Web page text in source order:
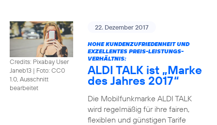
Credits: Pixabay User
Janeb13 | Foto: CC0
1.0, Ausschnitt
bearbeitet
22. Dezember 2017
HOHE KUNDENZUFRIEDENHEIT UND
EXZELLENTES PREIS-LEISTUNGS-
VERHÄLTNIS:
ALDI TALK ist „Marke
des Jahres 2017“
Die Mobilfunkmarke ALDI TALK
wird regelmäßig für ihre fairen,
flexiblen und günstigen Tarife